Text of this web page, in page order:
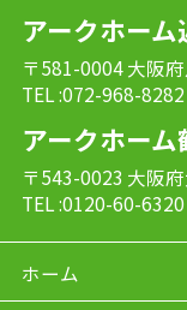
アークホー
〒581-0004 大阪
TEL :072-968-8282
アークホーム
〒543-0023 大阪
TEL :0120-60-6320
ホーム